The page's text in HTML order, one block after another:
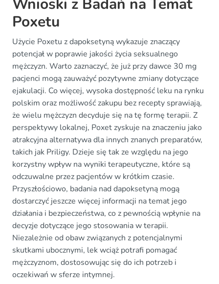
Wnioski z Badań na Temat
Poxetu
Użycie Poxetu z dapoksetyną wykazuje znaczący
potencjał w poprawie jakości życia seksualnego
mężczyzn. Warto zaznaczyć, że już przy dawce 30 mg
pacjenci mogą zauważyć pozytywne zmiany dotyczące
ejakulacji. Co więcej, wysoka dostępność leku na rynku
polskim oraz możliwość zakupu bez recepty sprawiają,
że wielu mężczyzn decyduje się na tę formę terapii. Z
perspektywy lokalnej, Poxet zyskuje na znaczeniu jako
atrakcyjna alternatywa dla innych znanych preparatów,
takich jak Priligy. Dzieje się tak ze względu na jego
korzystny wpływ na wyniki terapeutyczne, które są
odczuwalne przez pacjentów w krótkim czasie.
Przyszłościowo, badania nad dapoksetyną mogą
dostarczyć jeszcze więcej informacji na temat jego
działania i bezpieczeństwa, co z pewnością wpłynie na
decyzje dotyczące jego stosowania w terapii.
Niezależnie od obaw związanych z potencjalnymi
skutkami ubocznymi, lek wciąż potrafi pomagać
mężczyznom, dostosowując się do ich potrzeb i
oczekiwań w sferze intymnej.